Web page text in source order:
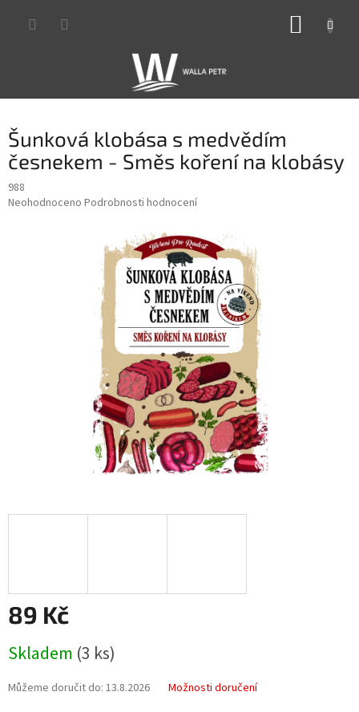
Šunková klobása s medvědím
česnekem - Směs koření na klobásy
988
Průměrné
Neohodnoceno Podrobnosti hodnocení
89 Kč
cena:
Skladem (3 ks)
Můžeme doručit do: 13.8.2026 Možnosti doručení